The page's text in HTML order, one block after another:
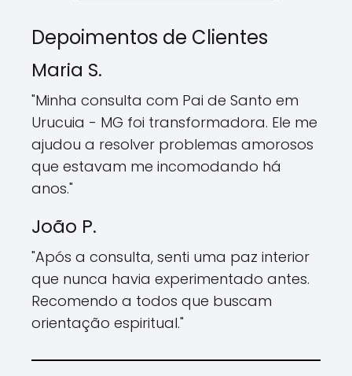
Depoimentos de Clientes
Maria S.
"Minha consulta com Pai de Santo em
Urucuia - MG foi transformadora. Ele me
ajudou a resolver problemas amorosos
que estavam me incomodando há
anos."
João P.
"Após a consulta, senti uma paz interior
que nunca havia experimentado antes.
Recomendo a todos que buscam
orientação espiritual."